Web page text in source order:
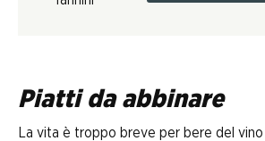
Piatti da abbinare
La vita è troppo breve per bere del